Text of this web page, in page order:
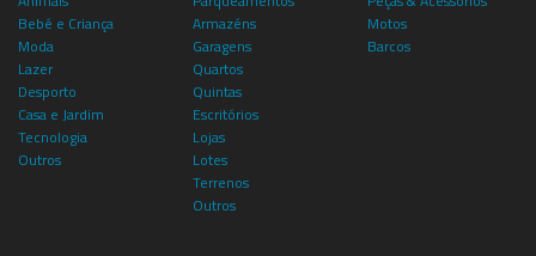
Bebé e Criança
Moda
Lazer
Desporto
Casa e Jardim
Tecnologia
Outros
Armazéns
Garagens
Quartos
Quintas
Escritórios
Lojas
Lotes
Terrenos
Outros
Motos
Barcos